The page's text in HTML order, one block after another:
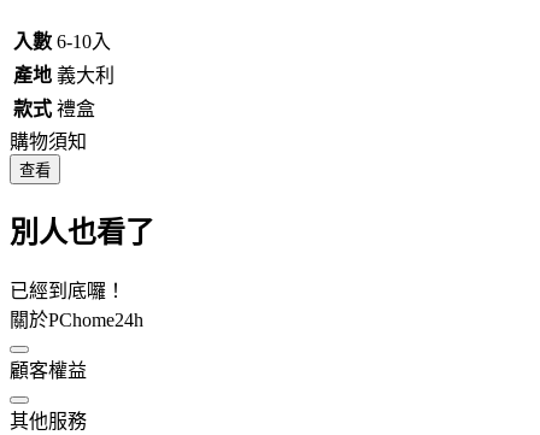
入數 6-10入
產地 義大利
款式 禮盒
購物須知
查看
別人也看了
已經到底囉！
關於PChome24h
顧客權益
其他服務